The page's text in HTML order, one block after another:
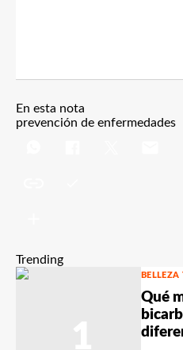
En esta nota
prevención de enfermedades
Trending
Qué